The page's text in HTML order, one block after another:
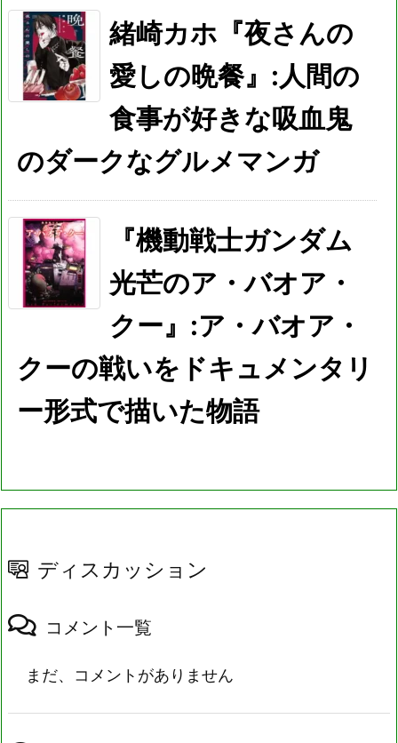
緒崎カホ『夜さんの
愛しの晩餐』:人間の
食事が好きな吸血鬼
のダークなグルメマンガ
『機動戦士ガンダム
光芒のア・バオア・
クー』:ア・バオア・
クーの戦いをドキュメンタリ
ー形式で描いた物語
ディスカッション
コメント一覧
まだ、コメントがありません